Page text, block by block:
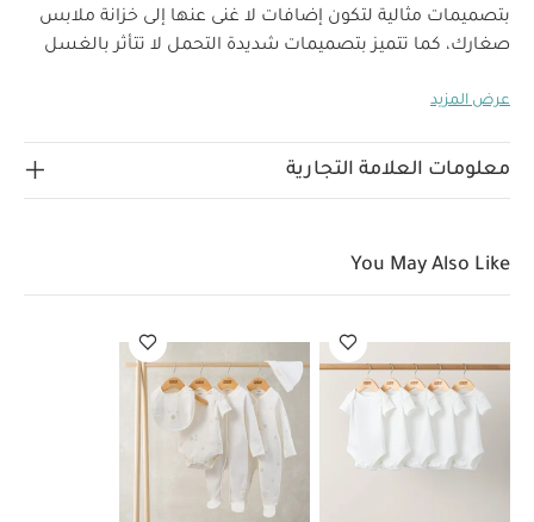
بتصميمات مثالية لتكون إضافات لا غنى عنها إلى خزانة ملابس
صغارك، كما تتميز بتصميمات شديدة التحمل لا تتأثر بالغسل
الواحدة المصنوعة من خامات فائقة النعومة، فيأتي هذا الطقم
وتصميمات مثالية للنوم، وتتميز بتصميم سهل الارتداء بكباسين
شهرًا بتصميمات مثالية للحفاظ على سلامتهم أثناء النمو.
سهل الارتداء بكباسين خالية من النيكل للإغلاق
قطن جيرسيه لينعم أطفالكم بالراحة الخامات:
تعليمات العناية/الإرشادات:
درجة مئوية
ممنوع استخدام المبيضات
حرارة منخفضة
كي على درجة حرارة منخفضة
التنظيف الجاف
تغسل الألوان الداكنة على حدة
طقم ألبسة قطعة واحدة بأكمام قصيرة قماش عضوي بلون أبيض
عرض المزيد
معلومات العلامة التجارية
You May Also Like